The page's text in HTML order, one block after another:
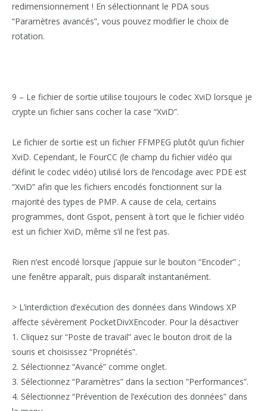
redimensionnement ! En sélectionnant le PDA sous
“Paramètres avancés”, vous pouvez modifier le choix de
rotation.
9 – Le fichier de sortie utilise toujours le codec XviD lorsque je
crypte un fichier sans cocher la case “XviD”.
Le fichier de sortie est un fichier FFMPEG plutôt qu’un fichier
XviD. Cependant, le FourCC (le champ du fichier vidéo qui
définit le codec vidéo) utilisé lors de l’encodage avec PDE est
“XviD” afin que les fichiers encodés fonctionnent sur la
majorité des types de PMP. A cause de cela, certains
programmes, dont Gspot, pensent à tort que le fichier vidéo
est un fichier XviD, même s’il ne l’est pas.
Rien n’est encodé lorsque j’appuie sur le bouton “Encoder” ;
une fenêtre apparaît, puis disparaît instantanément.
> L’interdiction d’exécution des données dans Windows XP
affecte sévèrement PocketDivXEncoder. Pour la désactiver
1. Cliquez sur “Poste de travail” avec le bouton droit de la
souris et choisissez “Propriétés”.
2. Sélectionnez “Avancé” comme onglet.
3. Sélectionnez “Paramètres” dans la section “Performances”.
4. Sélectionnez “Prévention de l’exécution des données” dans